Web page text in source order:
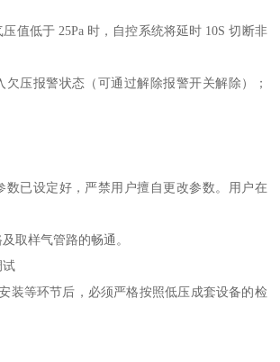
值低于 25Pa 时，自控系统将延时 10S 切断非
欠压报警状态（可通过解除报警开关解除）；
数已设定好，严禁用户擅自更改参数。用户在
取样气管路的畅通。
试
装等环节后，必须严格按照低压成套设备的检